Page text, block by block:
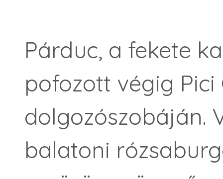
Párduc, a fekete
pofozott végig
dolgozószobáján.
balatoni